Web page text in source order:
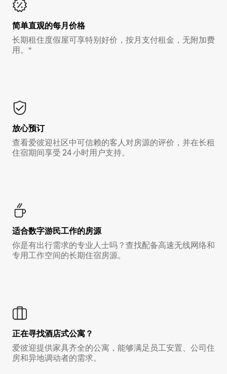
简单直观的每月价格
长期租住度假屋可享特别好价，按月支付租金，无附加费
用。*
放心预订
查看爱彼迎社区中可信赖的客人对房源的评价，并在长租
住宿期间享受 24 小时用户支持。
适合数字游民工作的房源
你是有出行需求的专业人士吗？查找配备高速无线网络和
专用工作空间的长期住宿房源。
正在寻找酒店式公寓？
爱彼迎提供家具齐全的公寓，能够满足员工安置、公司住
房和异地调动者的需求。